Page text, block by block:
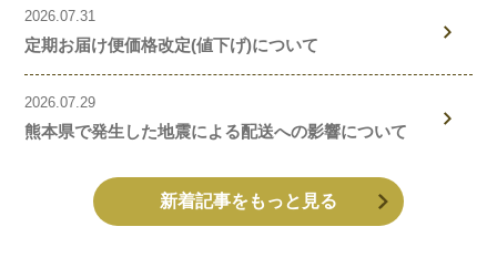
2026.07.31
定期お届け便価格改定(値下げ)について
2026.07.29
熊本県で発生した地震による配送への影響について
新着記事をもっと見る